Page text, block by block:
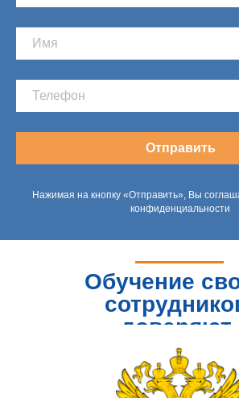
Отправить
Нажимая на кнопку «Отправить», Вы
конфиденциальности
Обучение
доверяют